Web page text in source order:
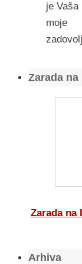
je Vaša
moje
Zarada
Zarada na
Arhiva